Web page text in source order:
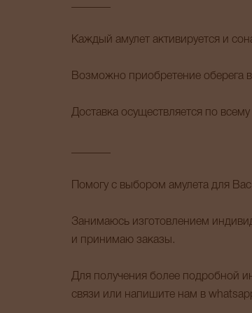
Каждый амулет активируется и
Возможно приобретение оберега
Доставка осуществляется по
Помогу с выбором амулета для
Занимаюсь изготовлением
и принимаю заказы.
Для получения более подробной
связи или напишите нам в